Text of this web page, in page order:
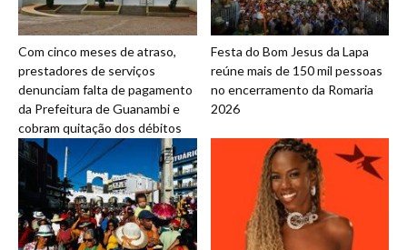
Com cinco meses de atraso,
prestadores de serviços
denunciam falta de pagamento
da Prefeitura de Guanambi e
cobram quitação dos débitos
Festa do Bom Jesus da Lapa
reúne mais de 150 mil pessoas
no encerramento da Romaria
2026